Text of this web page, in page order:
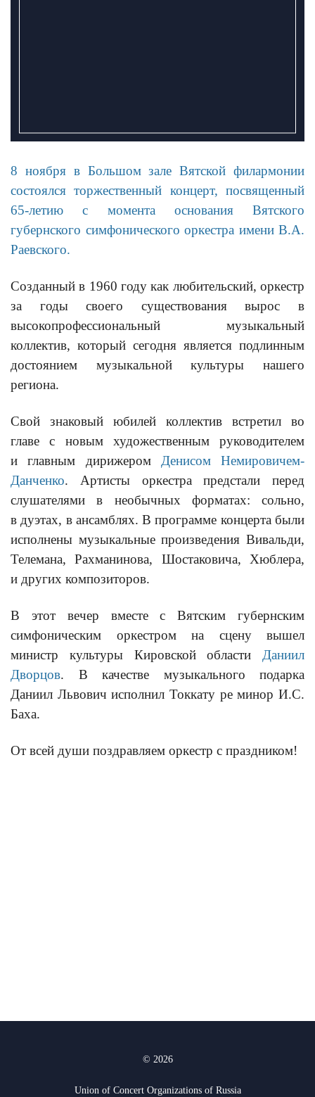
8 ноября в Большом зале Вятской филармонии
состоялся торжественный концерт, посвященный
65-летию с момента основания Вятского
губернского симфонического оркестра имени В.А.
Раевского.
Созданный в 1960 году как любительский, оркестр
за годы своего существования вырос в
высокопрофессиональный музыкальный
коллектив, который сегодня является подлинным
достоянием музыкальной культуры нашего
региона.
Свой знаковый юбилей коллектив встретил во
главе с новым художественным руководителем
и главным дирижером
Денисом Немировичем-
Данченко. Артисты оркестра предстали перед
слушателями в необычных форматах: сольно,
в дуэтах, в ансамблях. В программе концерта были
исполнены музыкальные произведения Вивальди,
Телемана, Рахманинова, Шостаковича, Хюблера,
и других композиторов.
В этот вечер вместе с Вятским губернским
симфоническим оркестром на сцену вышел
министр культуры Кировской области Даниил
Дворцов. В качестве музыкального подарка
Даниил Львович исполнил Токкату ре минор И.С.
Баха.
От всей души поздравляем оркестр с праздником!
© 2026
Union of Concert Organizations of Russia